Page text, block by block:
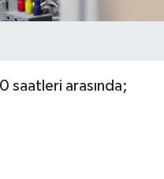
saatleri arasında;